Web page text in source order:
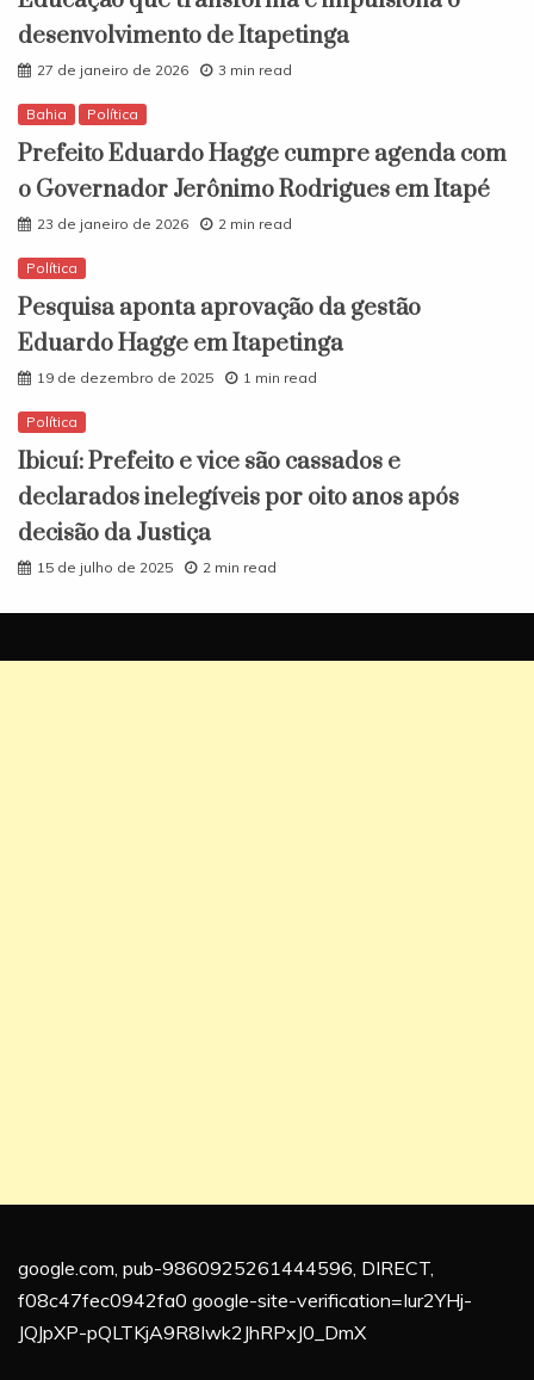
desenvolvimento de Itapetinga
27 de janeiro de 2026 3 min read
Bahia Política
Prefeito Eduardo Hagge cumpre agenda com
o Governador Jerônimo Rodrigues em Itapé
23 de janeiro de 2026 2 min read
Política
Pesquisa aponta aprovação da gestão
Eduardo Hagge em Itapetinga
19 de dezembro de 2025 1 min read
Política
Ibicuí: Prefeito e vice são cassados e
declarados inelegíveis por oito anos após
decisão da Justiça
15 de julho de 2025 2 min read
google.com, pub-9860925261444596, DIRECT,
f08c47fec0942fa0 google-site-verification=Iur2YHj-
JQJpXP-pQLTKjA9R8Iwk2JhRPxJ0_DmX